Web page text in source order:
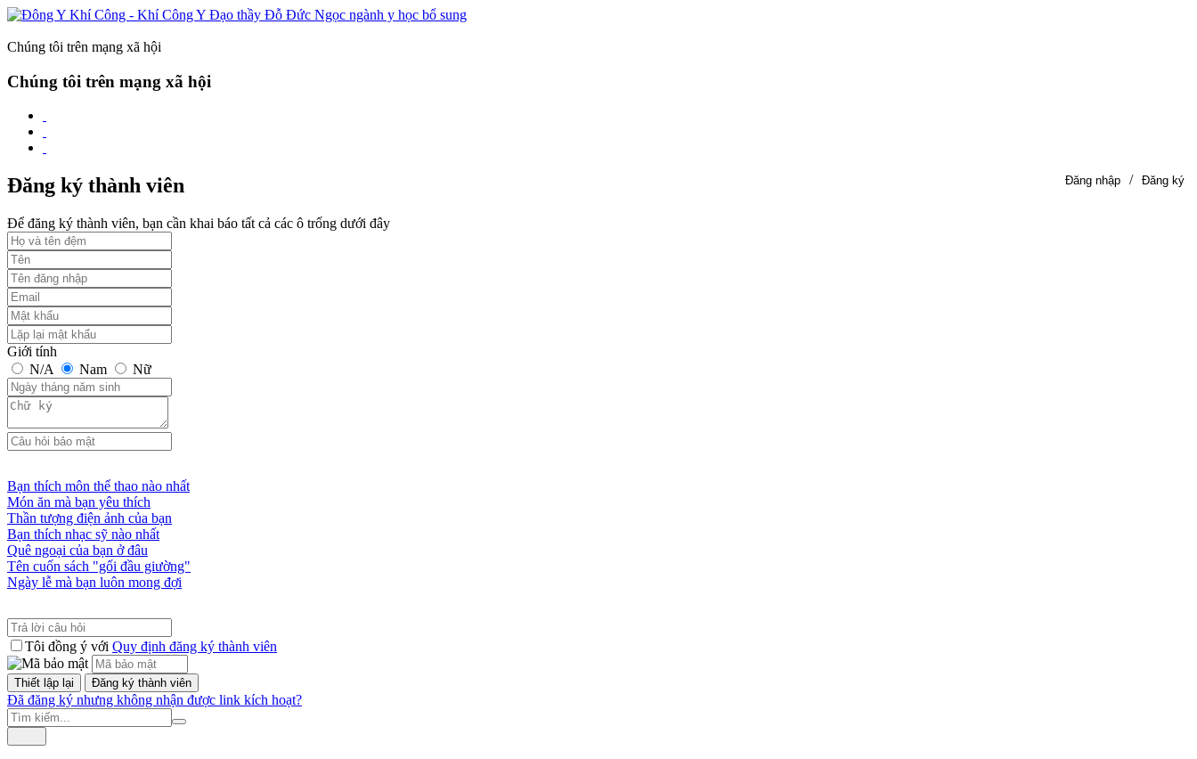
Chúng tôi trên mạng xã hội
Chúng tôi trên mạng xã hội
Đăng nhập / Đăng ký
Đăng ký thành viên
Để đăng ký thành viên, bạn cần khai báo tất cả các ô trống dưới đây
Giới tính
N/A
Nam Nữ
Bạn thích môn thể thao nào nhất
Món ăn mà bạn yêu thích
Thần tượng điện ảnh của bạn
Bạn thích nhạc sỹ nào nhất
Quê ngoại của bạn ở đâu
Tên cuốn sách "gối đầu giường"
Ngày lễ mà bạn luôn mong đợi
Tôi đồng ý với Quy định đăng ký thành viên
Đã đăng ký nhưng không nhận được link kích hoạt?